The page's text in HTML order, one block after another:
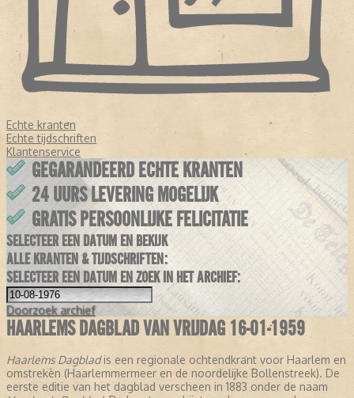
Echte kranten
Echte tijdschriften
Klantenservice
GEGARANDEERD ECHTE KRANTEN
24 UURS LEVERING MOGELIJK
GRATIS PERSOONLIJKE FELICITATIE
SELECTEER EEN DATUM EN BEKIJK
ALLE KRANTEN & TIJDSCHRIFTEN:
SELECTEER EEN DATUM EN ZOEK IN HET ARCHIEF:
Doorzoek archief
HAARLEMS DAGBLAD VAN VRIJDAG 16-01-1959
Haarlems Dagbladis een regionale ochtendkrant voor Haarlem en
omstreken (Haarlemmermeer en de noordelijke Bollenstreek). De
eerste editie van het dagblad verscheen in 1883 onder de naam